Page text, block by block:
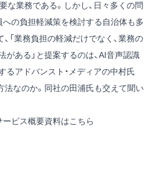
な業務である。しかし、日々多くの問
への負担軽減策を検討する自治体も多
「業務負担の軽減だけでなく、業務の
ある」と提案するのは、AI音声認識
るアドバンスト・メディアの中村氏
法なのか。同社の田浦氏も交えて聞い
ビス概要資料はこちら